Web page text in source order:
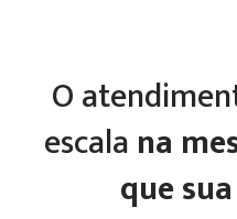
O
escala na
que